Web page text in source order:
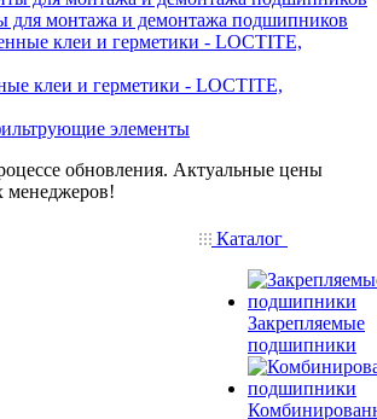
для монтажа и демонтажа подшипников
клеи и герметики - LOCTITE,
элементы
обновления. Актуальные цены
менеджеров!
Каталог
Закрепляемые
подшипники